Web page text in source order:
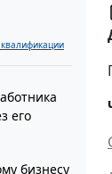
его
бизнесу